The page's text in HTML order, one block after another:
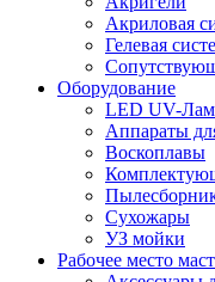
Акриловая
Гелевая
Оборудование
LED UV-
Аппараты
Воскоплавы
Сухожары
УЗ мойки
Рабочее место